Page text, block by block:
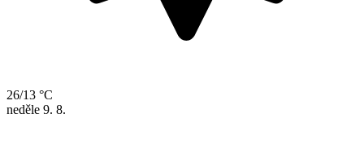
26/13 °C
neděle 9. 8.